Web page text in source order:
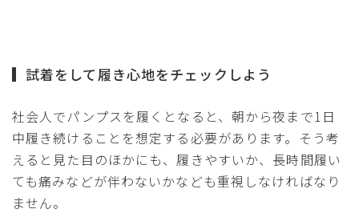
試着をして履き心地をチェックしよう
社会人でパンプスを履くとなると、朝から夜まで1日
中履き続けることを想定する必要があります。そう考
えると見た目のほかにも、履きやすいか、長時間履い
ても痛みなどが伴わないかなども重視しなければなり
ません。